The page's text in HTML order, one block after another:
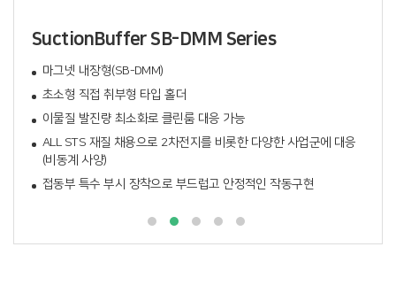
SuctionBuffer SB-DMM Series
마그넷 내장형(SB-DMM)
초소형 직접 취부형 타입 홀더
이물질 발진량 최소화로 클린룸 대응 가능
ALL STS 재질 채용으로 2차전지를 비롯한 다양한 사업군에 대응
(비동계 사양)
접동부 특수 부시 장착으로 부드럽고 안정적인 작동구현